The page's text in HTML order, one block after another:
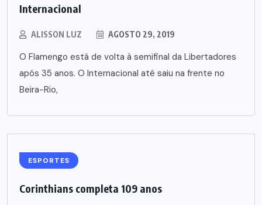
Internacional
ALISSON LUZ AGOSTO 29, 2019
O Flamengo está de volta à semifinal da Libertadores
após 35 anos. O Internacional até saiu na frente no
Beira-Rio,
ESPORTES
Corinthians completa 109 anos